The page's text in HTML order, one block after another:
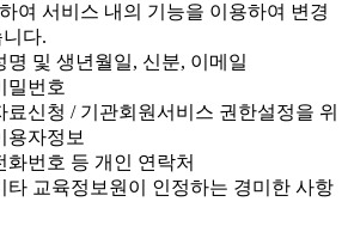
여 서비스 내의 기능을 이용하여 변경
다.
및 생년월일, 신분, 이메일
번호
신청 / 기관회원서비스 권한설정을 위
용자정보
번호 등 개인 연락처
교육정보원이 인정하는 경미한 사항